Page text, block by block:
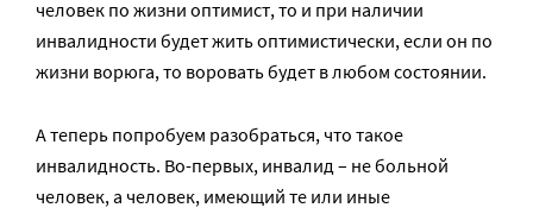
человек по жизни оптимист, то и при наличии
инвалидности будет жить оптимистически, если он по
жизни ворюга, то воровать будет в любом состоянии.
А теперь попробуем разобраться, что такое
инвалидность. Во-первых, инвалид – не больной
человек, а человек, имеющий те или иные